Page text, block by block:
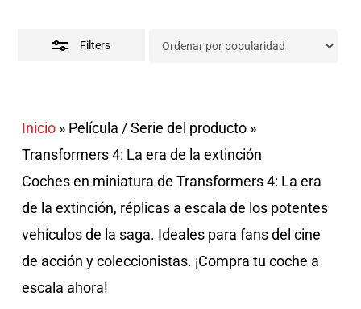
Filters
Inicio» Película / Serie del producto»
Transformers 4: La era de la extinción
Coches en miniatura de Transformers 4: La era
de la extinción, réplicas a escala de los potentes
vehículos de la saga. Ideales para fans del cine
de acción y coleccionistas. ¡Compra tu coche a
escala ahora!